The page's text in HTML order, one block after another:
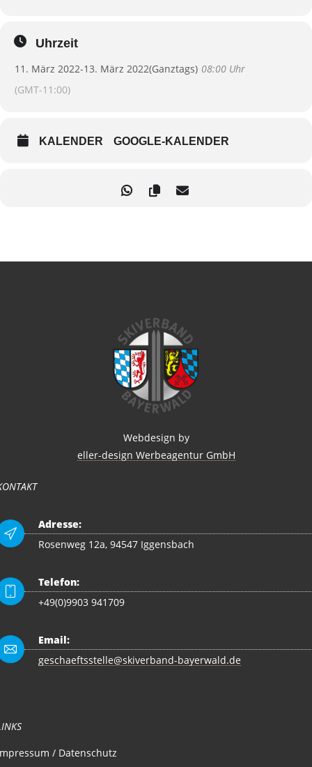
Uhrzeit
11. März 2022-13. März 2022(Ganztags) 08:00 Uhr
(GMT-11:00)
KALENDER GOOGLE-KALENDER
Webdesign by
eller-design Werbeagentur GmbH
Adresse:
Rosenweg 12a, 94547 Iggensbach
Telefon:
+49(0)9903 941709
Email:
geschaeftsstelle@skiverband-bayerwald.de
/ Datenschutz